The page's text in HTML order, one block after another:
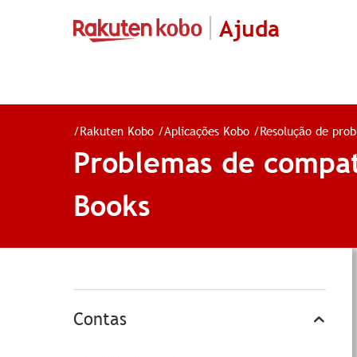
Ajuda
/Rakuten Kobo /Aplicações Kobo /Resolução de
Problemas de
Books
Contas